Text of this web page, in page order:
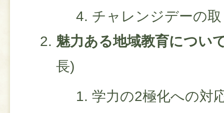
チャレンジデーの
魅力ある地域教育につい
長)
学力の2極化への対